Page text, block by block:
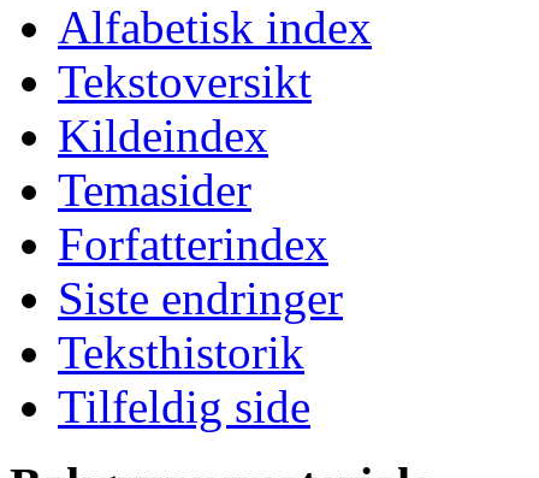
Alfabetisk index
Tekstoversikt
Kildeindex
Temasider
Forfatterindex
Siste endringer
Teksthistorik
Tilfeldig side